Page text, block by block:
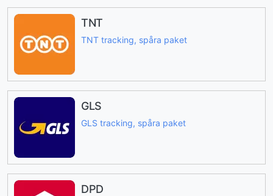
TNT
TNT tracking, spåra paket
GLS
GLS tracking, spåra paket
DPD